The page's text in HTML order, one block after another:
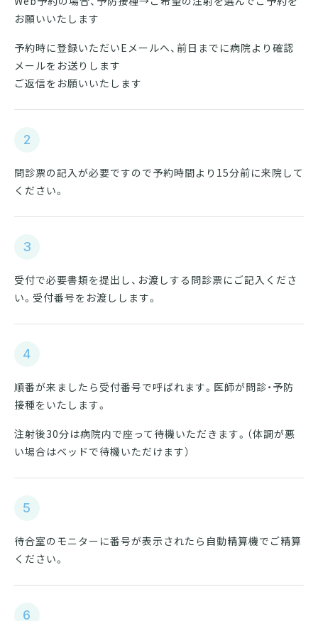
お願いいたします
予約時に登録いただいEメールへ、前日までに病院より確認
メールをお送りします
ご返信をお願いいたします
2
問診票の記入が必要ですので予約時間より15分前に来院して
ください。
3
受付で必要書類を提出し、お渡しする問診票にご記入くださ
い。受付番号をお渡しします。
4
順番が来ましたら受付番号で呼ばれます。医師が問診・予防
接種をいたします。
注射後30分は病院内で座って待機いただきます。（体調が悪
い場合はベッドで待機いただけます）
5
待合室のモニターに番号が表示されたら自動精算機でご精算
ください。
6